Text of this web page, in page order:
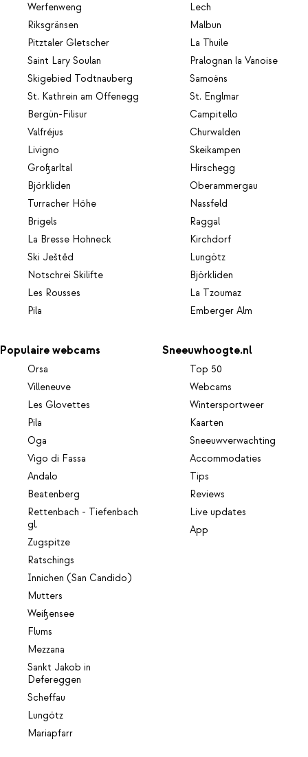
Werfenweng
Riksgränsen
Pitztaler Gletscher
Saint Lary Soulan
Skigebied Todtnauberg
St. Kathrein am Offenegg
Bergün-Filisur
Valfréjus
Livigno
Großarltal
Björkliden
Turracher Höhe
Brigels
La Bresse Hohneck
Ski Ještěd
Notschrei Skilifte
Les Rousses
Pila
Lech
Malbun
La Thuile
Pralognan la Vanoise
Samoëns
St. Englmar
Campitello
Churwalden
Skeikampen
Hirschegg
Oberammergau
Nassfeld
Raggal
Kirchdorf
Lungötz
Björkliden
La Tzoumaz
Emberger Alm
Populaire webcams
Orsa
Villeneuve
Les Glovettes
Pila
Oga
Vigo di Fassa
Andalo
Beatenberg
Rettenbach - Tiefenbach
gl.
Zugspitze
Ratschings
Innichen (San Candido)
Mutters
Weißensee
Flums
Mezzana
Sankt Jakob in
Defereggen
Scheffau
Lungötz
Mariapfarr
Sneeuwhoogte.nl
Top 50
Webcams
Wintersportweer
Kaarten
Sneeuwverwachting
Accommodaties
Tips
Reviews
Live updates
App